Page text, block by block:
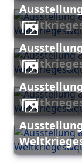
Ausstellung "100 Jahre Ende des 1.
Ausstellung "100 Jahre Ende des 1.
Ausstellung "100 Jahre Ende des 1.
Ausstellung "100 Jahre Ende des 1.